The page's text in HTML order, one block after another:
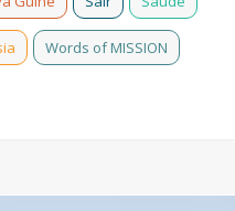
Words of MISSION